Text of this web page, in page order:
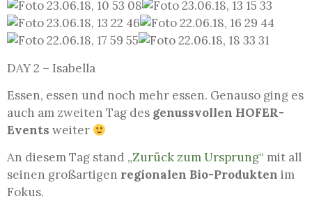
DAY 2 – Isabella
Essen, essen und noch mehr essen. Genauso ging es
auch am zweiten Tag des genussvollen HOFER-
Events weiter
An diesem Tag stand „Zurück zum Ursprung“ mit all
seinen großartigen regionalen Bio-Produkten im
Fokus.